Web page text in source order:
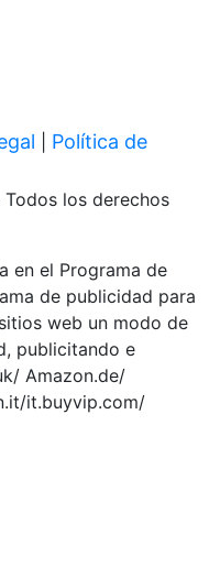
Política de
los derechos
en el Programa de
de publicidad para
web un modo de
publicitando e
Amazon.de/
it.buyvip.com/